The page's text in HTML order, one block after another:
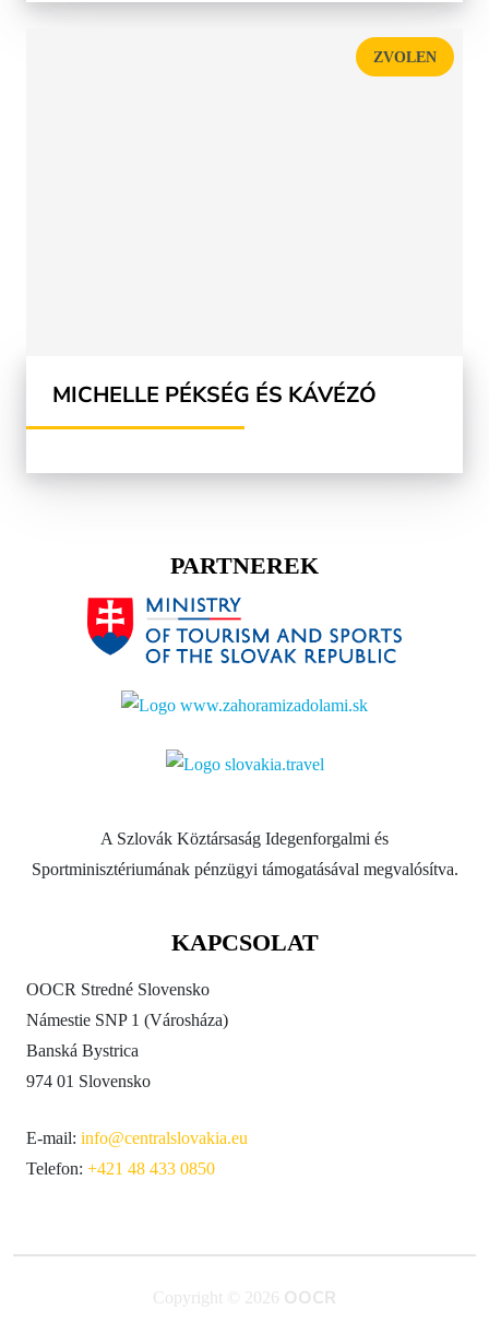
ZVOLEN
MICHELLE PÉKSÉG ÉS KÁVÉZÓ
PARTNEREK
A Szlovák Köztársaság Idegenforgalmi és
Sportminisztériumának pénzügyi támogatásával megvalósítva.
KAPCSOLAT
OOCR Stredné Slovensko
Námestie SNP 1 (Városháza)
Banská Bystrica
974 01 Slovensko
E-mail: info@centralslovakia.eu
Telefon: +421 48 433 0850
Copyright © 2026 OOCR